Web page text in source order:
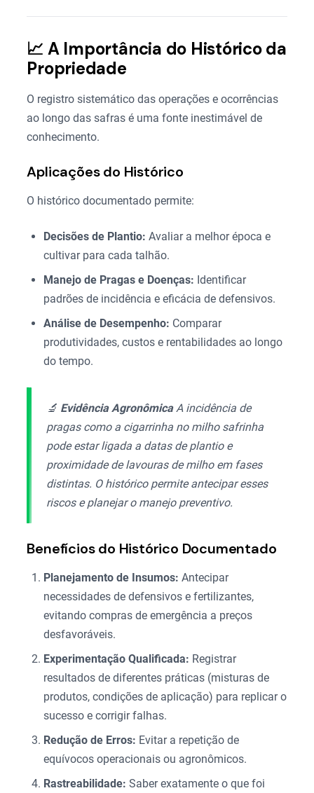
📈 A Importância do Histórico da
Propriedade
O registro sistemático das operações e ocorrências
ao longo das safras é uma fonte inestimável de
conhecimento.
Aplicações do Histórico
O histórico documentado permite:
Decisões de Plantio: Avaliar a melhor época e
cultivar para cada talhão.
Manejo de Pragas e Doenças: Identificar
padrões de incidência e eficácia de defensivos.
Análise de Desempenho: Comparar
produtividades, custos e rentabilidades ao longo
do tempo.
🔬 Evidência AgronômicaA incidência de
pragas como a cigarrinha no milho safrinha
pode estar ligada a datas de plantio e
proximidade de lavouras de milho em fases
distintas. O histórico permite antecipar esses
riscos e planejar o manejo preventivo.
Benefícios do Histórico Documentado
Planejamento de Insumos: Antecipar
necessidades de defensivos e fertilizantes,
evitando compras de emergência a preços
desfavoráveis.
Experimentação Qualificada: Registrar
resultados de diferentes práticas (misturas de
produtos, condições de aplicação) para replicar o
sucesso e corrigir falhas.
Redução de Erros: Evitar a repetição de
equívocos operacionais ou agronômicos.
Rastreabilidade: Saber exatamente o que foi